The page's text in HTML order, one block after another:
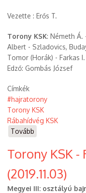
Vezette : Erős T.
Torony KSK: Németh Á.
Albert - Szladovics,
Tomor (Horák) - Farkas
Edző: Gombás József
Címkék
#hajratorony
Torony KSK
Rábahídvég KSK
Tovább
-
Torony
KSK
(2020.09.20.))
Torony KSK -
(2019.11.03)
Megyei III: osztályú